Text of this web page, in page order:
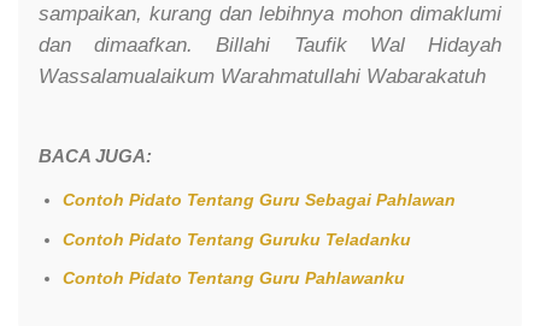
sampaikan, kurang dan lebihnya mohon dimaklumi
dan dimaafkan. Billahi Taufik Wal Hidayah
Wassalamualaikum Warahmatullahi Wabarakatuh
BACA JUGA:
Contoh Pidato Tentang Guru Sebagai Pahlawan
Contoh Pidato Tentang Guruku Teladanku
Contoh Pidato Tentang Guru Pahlawanku